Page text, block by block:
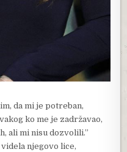
da mi je potreban,
ko me je zadržavao,
ali mi nisu dozvolili.”
njegovo lice,